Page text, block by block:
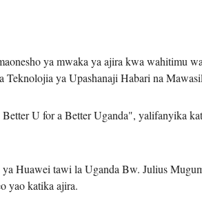
ya mwaka ya ajira kwa wahitimu
Teknolojia ya Upashanaji Habari na
U for a Better Uganda", yalifanyika
Huawei tawi la Uganda Bw. Julius
yao katika ajira.